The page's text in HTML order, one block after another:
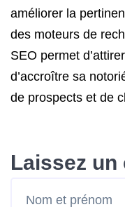
améliorer la
des moteurs de
SEO permet
d’accroître sa
de prospects et de
Laissez